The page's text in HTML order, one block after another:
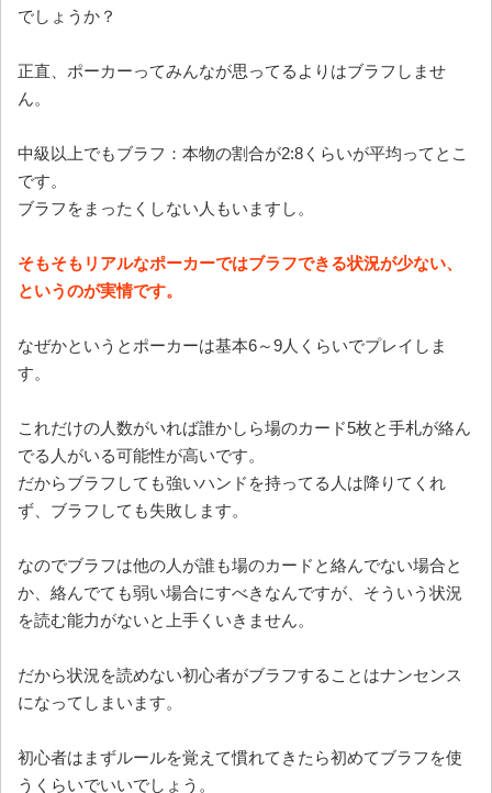
でしょうか？
正直、ポーカーってみんなが思ってるよりはブラフしませ
ん。
中級以上でもブラフ：本物の割合が2:8くらいが平均ってとこ
です。
ブラフをまったくしない人もいますし。
そもそもリアルなポーカーではブラフできる状況が少ない、
というのが実情です。
なぜかというとポーカーは基本6～9人くらいでプレイしま
す。
これだけの人数がいれば誰かしら場のカード5枚と手札が絡ん
でる人がいる可能性が高いです。
だからブラフしても強いハンドを持ってる人は降りてくれ
ず、ブラフしても失敗します。
なのでブラフは他の人が誰も場のカードと絡んでない場合と
か、絡んでても弱い場合にすべきなんですが、そういう状況
を読む能力がないと上手くいきません。
だから状況を読めない初心者がブラフすることはナンセンス
になってしまいます。
初心者はまずルールを覚えて慣れてきたら初めてブラフを使
うくらいでいいでしょう。